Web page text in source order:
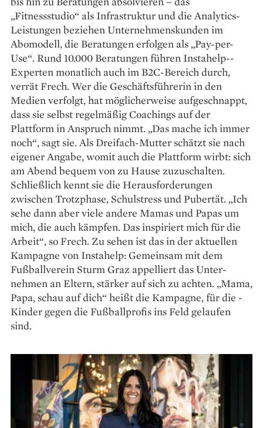
„Fitnessstudio“ als Infrastruktur und die Analytics-
Leistungen beziehen Unternehmenskunden im
Abomodell, die Beratungen erfolgen als „Pay-per-
Use“. Rund 10.000 Beratungen führen Instahelp-­
Experten monatlich auch im B2C-Bereich durch,
verrät Frech. Wer die Geschäftsführerin in den
Medien verfolgt, hat möglicherweise aufgeschnappt,
dass sie selbst regelmäßig Coachings auf der
Plattform in Anspruch nimmt. „Das mache ich immer
noch“, sagt sie. Als Dreifach-Mutter schätzt sie nach
eigener Angabe, womit auch die Plattform wirbt: sich
am Abend bequem von zu Hause zuzuschalten.
Schließlich kennt sie die Heraus­forderungen
zwischen Trotzphase, Schulstress und Pubertät. „Ich
sehe dann aber viele andere Mamas und Papas um
mich, die auch kämpfen. Das inspiriert mich für die
Arbeit“, so Frech. Zu sehen ist das in der aktuellen
Kampagne von Instahelp: Gemeinsam mit dem
Fußballverein Sturm Graz appelliert das Unter­
nehmen an Eltern, stärker auf sich zu achten. „Mama,
Papa, schau auf dich“ heißt die Kampagne, für die ­
Kinder gegen die Fußballprofis ins Feld gelaufen
sind.